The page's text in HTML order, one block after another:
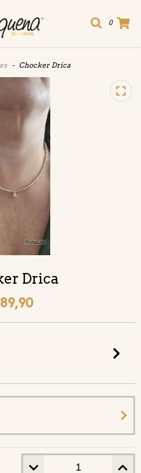
0
- Chocker Drica
Drica